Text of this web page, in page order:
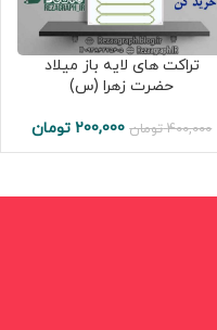
تراکت های لایه باز میلاد
حضرت زهرا (س)
400,000 تومان 200,000 تومان